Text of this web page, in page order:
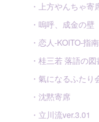
・上方やんちゃ寄
・嗚呼、成金の壁
・恋人-KOITO-指南
・桂三若 落語の
・氣になるふたり
・沈黙寄席
・立川流ver.3.01